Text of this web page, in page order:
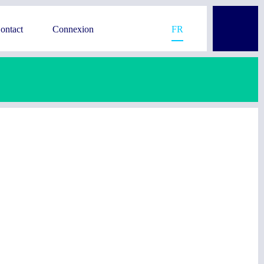
FR
Connexion